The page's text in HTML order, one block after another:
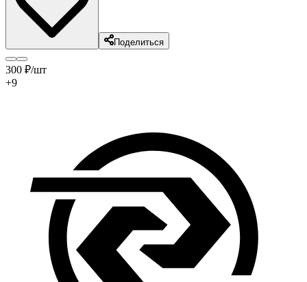
Поделиться
300 ₽/шт
+9